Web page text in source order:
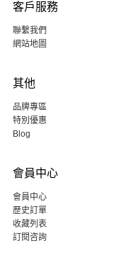
客戶服務
聯繫我們
網站地圖
其他
品牌專區
特別優惠
Blog
會員中心
會員中心
歷史訂單
收藏列表
訂閱咨詢